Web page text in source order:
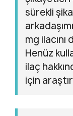
sürekli
mg
Henüz
ilaç
için